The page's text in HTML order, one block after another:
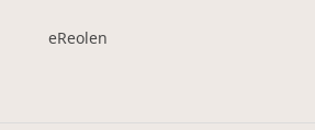
eReolen